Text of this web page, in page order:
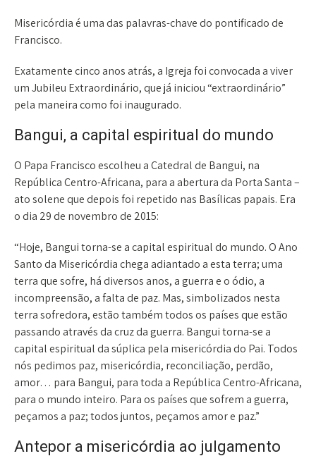
Misericórdia é uma das palavras-chave do pontificado de
Francisco.
Exatamente cinco anos atrás, a Igreja foi convocada a viver
um Jubileu Extraordinário, que já iniciou “extraordinário”
pela maneira como foi inaugurado.
Bangui, a capital espiritual do mundo
O Papa Francisco escolheu a Catedral de Bangui, na
República Centro-Africana, para a abertura da Porta Santa –
ato solene que depois foi repetido nas Basílicas papais. Era
o dia 29 de novembro de 2015:
“Hoje, Bangui torna-se a capital espiritual do mundo. O Ano
Santo da Misericórdia chega adiantado a esta terra; uma
terra que sofre, há diversos anos, a guerra e o ódio, a
incompreensão, a falta de paz. Mas, simbolizados nesta
terra sofredora, estão também todos os países que estão
passando através da cruz da guerra. Bangui torna-se a
capital espiritual da súplica pela misericórdia do Pai. Todos
nós pedimos paz, misericórdia, reconciliação, perdão,
amor… para Bangui, para toda a República Centro-Africana,
para o mundo inteiro. Para os países que sofrem a guerra,
peçamos a paz; todos juntos, peçamos amor e paz.”
Antepor a misericórdia ao julgamento